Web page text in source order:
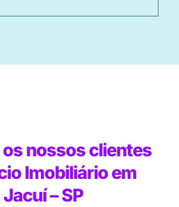
os nossos clientes
Imobiliário em
– SP